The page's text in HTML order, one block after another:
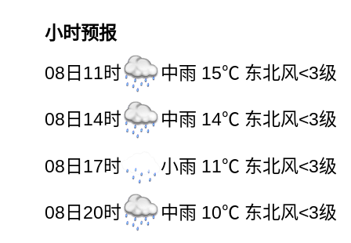
小时预报
08日11时
中雨 15℃ 东北风<3级
08日14时 中雨 14℃ 东北风<3级
08日17时 小雨 11℃ 东北风<3级
08日20时 中雨 10℃ 东北风<3级